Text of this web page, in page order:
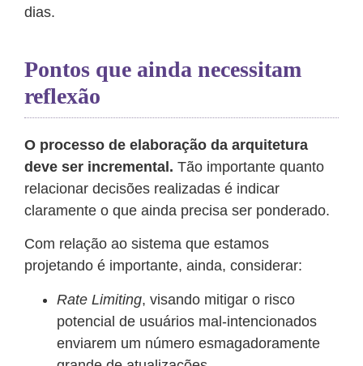
dias.
Pontos que ainda necessitam
reflexão
O processo de elaboração da arquitetura
deve ser incremental. Tão importante quanto
relacionar decisões realizadas é indicar
claramente o que ainda precisa ser ponderado.
Com relação ao sistema que estamos
projetando é importante, ainda, considerar:
Rate Limiting, visando mitigar o risco
potencial de usuários mal-intencionados
enviarem um número esmagadoramente